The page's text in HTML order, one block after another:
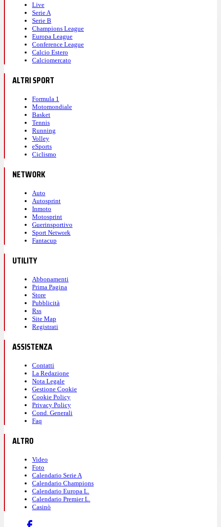
Live
Serie A
Serie B
Champions League
Europa League
Conference League
Calcio Estero
Calciomercato
ALTRI SPORT
Formula 1
Motomondiale
Basket
Tennis
Running
Volley
eSports
Ciclismo
NETWORK
Auto
Autosprint
Inmoto
Motosprint
Guerinsportivo
Sport Network
Fantacup
UTILITY
Abbonamenti
Prima Pagina
Store
Pubblicità
Rss
Site Map
Registrati
ASSISTENZA
Contatti
La Redazione
Nota Legale
Gestione Cookie
Cookie Policy
Privacy Policy
Cond. Generali
Faq
ALTRO
Video
Foto
Calendario Serie A
Calendario Champions
Calendario Europa L.
Calendario Premier L.
Casinò